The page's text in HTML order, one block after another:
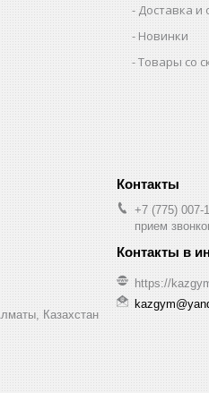
Доставка и
Новинки
Товары со
Казахстан
+7 (775) 007-
прием
https://